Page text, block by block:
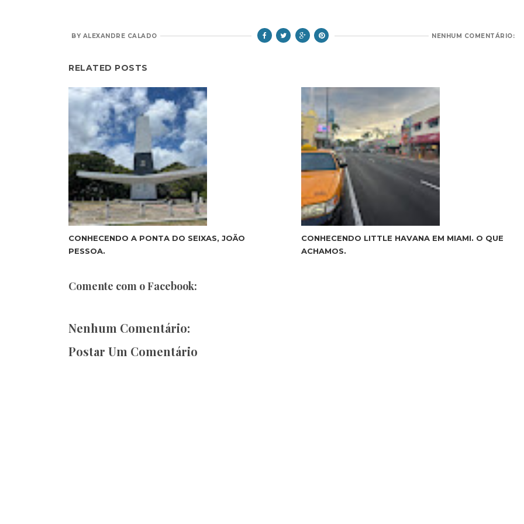
NENHUM COMENTÁRIO:
BY ALEXANDRE CALADO
RELATED POSTS
CONHECENDO A PONTA DO SEIXAS, JOÃO
PESSOA.
CONHECENDO LITTLE HAVANA EM MIAMI. O QUE
ACHAMOS.
Comente com o Facebook:
Nenhum Comentário:
Postar Um Comentário